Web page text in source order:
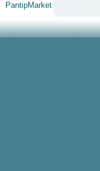
PantipMarket